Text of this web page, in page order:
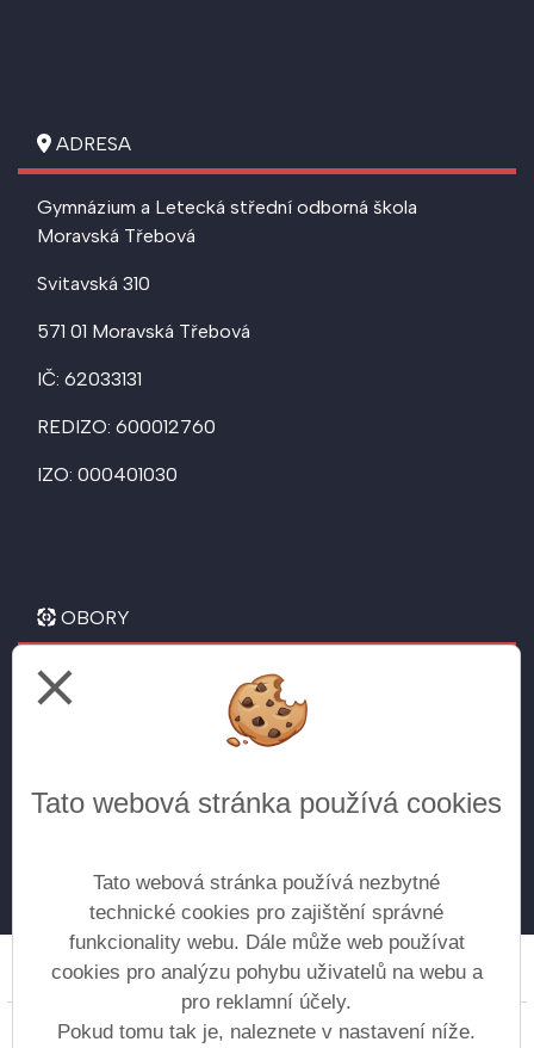
ADRESA
Gymnázium a Letecká střední odborná škola
Moravská Třebová
Svitavská 310
571 01 Moravská Třebová
IČ: 62033131
REDIZO: 600012760
IZO: 000401030
OBORY
Letecké technické lyceum
do vyššího ročníku na základě vyhlášenýh kritérií
Prohlášení o přístupnosti Mapa webu Cookies
Copyright © 2017 - 2026 Gymnázium Moravská Třebová
close
Tato webová stránka používá cookies
Tato webová stránka používá nezbytné
technické cookies pro zajištění správné
funkcionality webu. Dále může web používat
cookies pro analýzu pohybu uživatelů na webu a
pro reklamní účely.
Pokud tomu tak je, naleznete v nastavení níže.